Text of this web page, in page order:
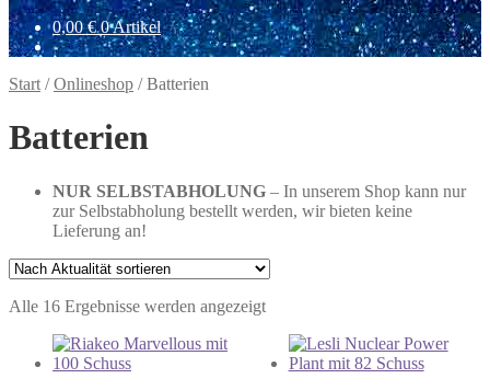
0,00€ 0 Artikel
Start /Onlineshop /Batterien
Batterien
NUR SELBSTABHOLUNG – In unserem Shop kann nur
zur Selbstabholung bestellt werden, wir bieten keine
Lieferung an!
Alle 16 Ergebnisse werden angezeigtNach
sortiert